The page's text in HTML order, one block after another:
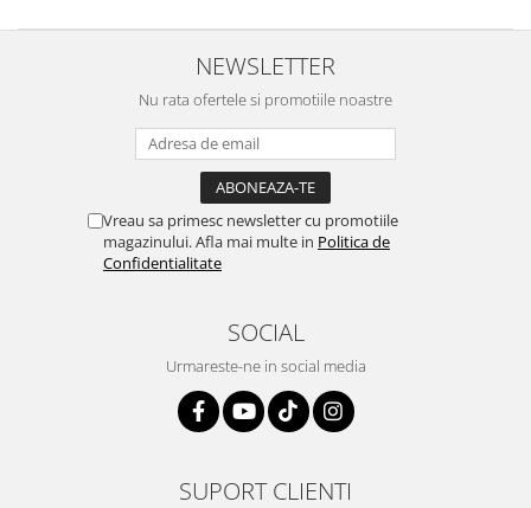
NEWSLETTER
Nu rata ofertele si promotiile noastre
Vreau sa primesc newsletter cu promotiile
magazinului. Afla mai multe in Politica de
Confidentialitate
SOCIAL
Urmareste-ne in social media
SUPORT CLIENTI